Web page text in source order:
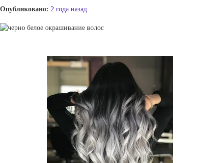
Опубликовано: 2 года назад